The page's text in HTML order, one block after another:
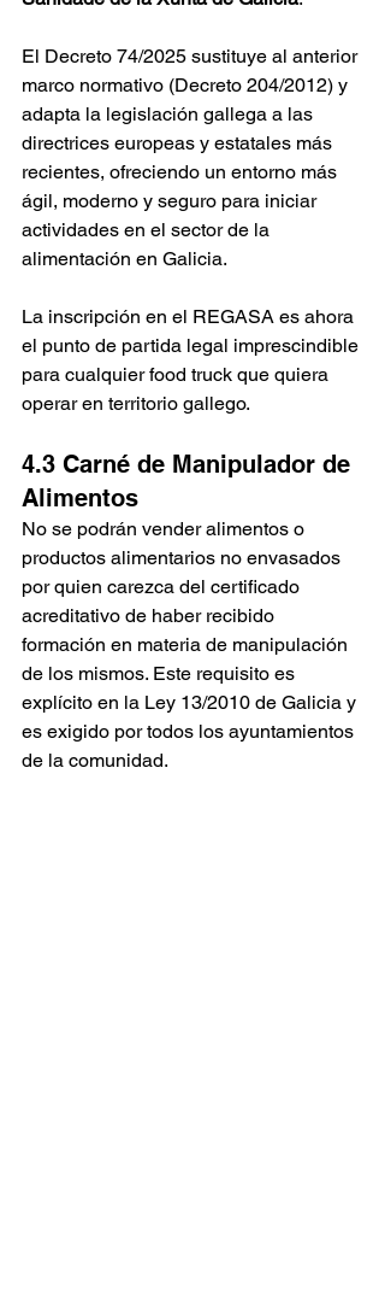
El Decreto 74/2025 sustituye al anterior
marco normativo (Decreto 204/2012) y
adapta la legislación gallega a las
directrices europeas y estatales más
recientes, ofreciendo un entorno más
ágil, moderno y seguro para iniciar
actividades en el sector de la
alimentación en Galicia.
La inscripción en el REGASA es ahora
el punto de partida legal imprescindible
para cualquier food truck que quiera
operar en territorio gallego.
4.3 Carné de Manipulador de
Alimentos
No se podrán vender alimentos o
productos alimentarios no envasados
por quien carezca del certificado
acreditativo de haber recibido
formación en materia de manipulación
de los mismos. Este requisito es
explícito en la Ley 13/2010 de Galicia y
es exigido por todos los ayuntamientos
de la comunidad.